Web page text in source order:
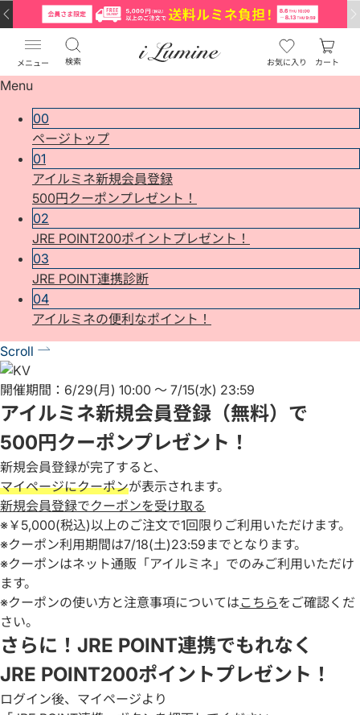
メニュー 検索 お気に入り カート
Menu
00
ページトップ
01
アイルミネ新規会員登録
500円クーポンプレゼント！
02
JRE POINT200ポイントプレゼント！
03
JRE POINT連携診断
04
アイルミネの便利なポイント！
Scroll
開催期間：6/29(月) 10:00 ～ 7/15(水) 23:59
アイルミネ新規会員登録（無料）で
500円クーポンプレゼント！
新規会員登録が完了すると、
マイページにクーポンが表示されます。
新規会員登録でクーポンを受け取る
※￥5,000(税込)以上のご注文で1回限りご利用いただけます。
※クーポン利用期間は7/18(土)23:59までとなります。
※クーポンはネット通販「アイルミネ」でのみご利用いただけ
ます。
※クーポンの使い方と注意事項についてはこちらをご確認くだ
さい。
さらに！JRE POINT連携でもれなく
JRE POINT200ポイントプレゼント！
ログイン後、マイページより